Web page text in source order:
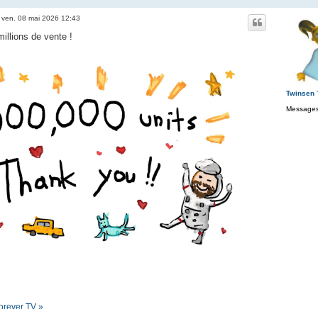
Twinsen
ven. 08 mai 2026 12:43
de vente !
TV »